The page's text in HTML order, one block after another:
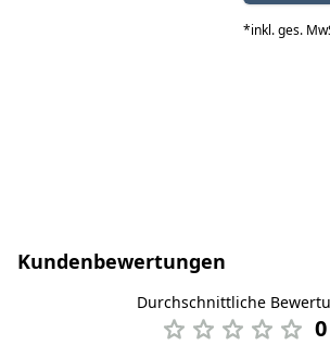
*inkl. ges.
Kundenbewertungen
Durchschnittliche
0